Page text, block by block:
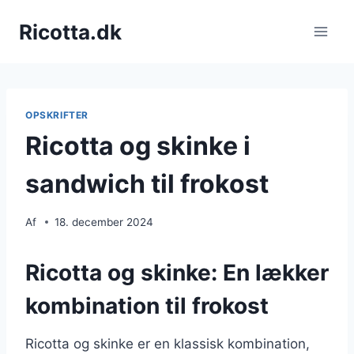
Ricotta.dk
OPSKRIFTER
Ricotta og skinke i
sandwich til frokost
Af 18. december 2024
Ricotta og skinke: En lækker
kombination til frokost
Ricotta og skinke er en klassisk kombination,